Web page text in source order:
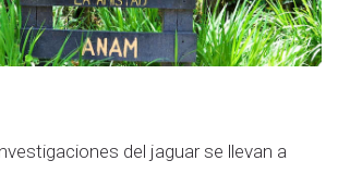
del jaguar se llevan a